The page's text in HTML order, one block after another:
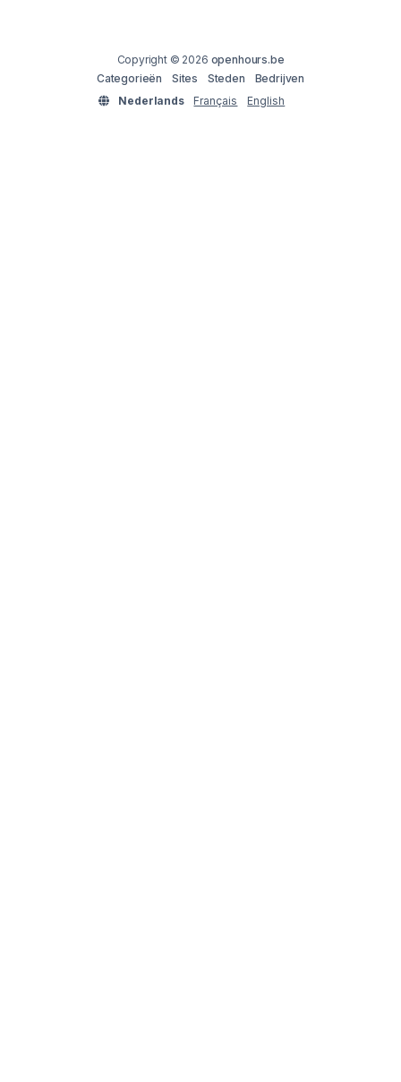
Copyright © 2026 openhours.be
Categorieën
Sites Steden
Bedrijven
Nederlands
Français English